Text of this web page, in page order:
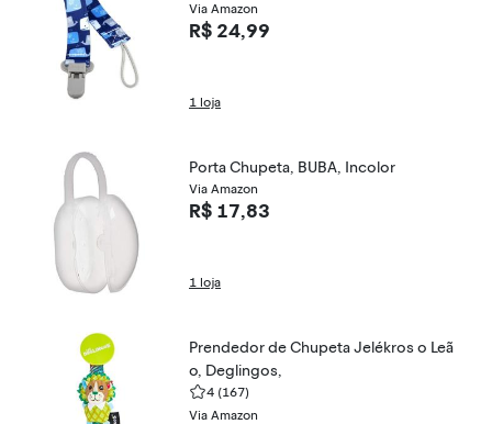
Via Amazon
R$ 24,99
1 loja
Porta Chupeta, BUBA, Incolor
Via Amazon
R$ 17,83
1 loja
Prendedor de Chupeta Jelékros o Leã
o, Deglingos,
4 (167)
Via Amazon